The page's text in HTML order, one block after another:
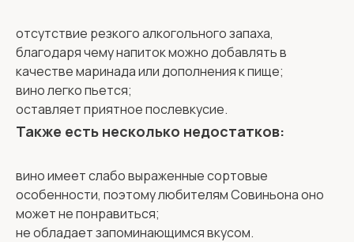
отсутствие резкого алкогольного запаха,
благодаря чему напиток можно добавлять в
качестве маринада или дополнения к пище;
вино легко пьется;
оставляет приятное послевкусие.
Также есть несколько недостатков:
вино имеет слабо выраженные сортовые
особенности, поэтому любителям Совиньона оно
может не понравиться;
не обладает запоминающимся вкусом.